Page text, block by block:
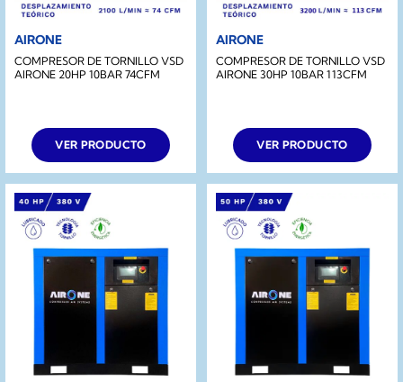
AIRONE
COMPRESOR DE TORNILLO VSD
AIRONE 20HP 10BAR 74CFM
VER PRODUCTO
AIRONE
COMPRESOR DE TORNILLO VSD
AIRONE 30HP 10BAR 113CFM
VER PRODUCTO